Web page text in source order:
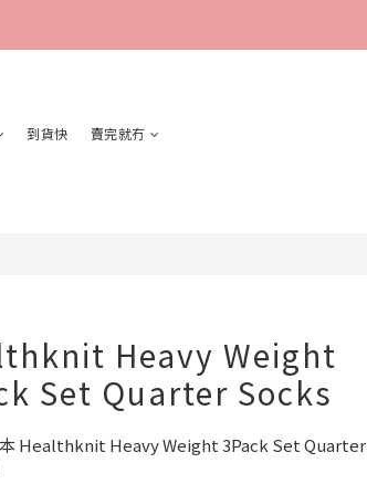
到貨快 賣完就冇
Heavy Weight
Set Quarter Socks
Healthknit Heavy Weight 3Pack Set Quarter